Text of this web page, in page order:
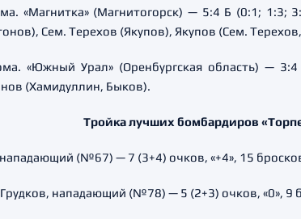
«Магнитка» (Магнитогорск) — 5:4 Б (0:1;
Сем. Терехов (Якупов), Якупов (Сем.
«Южный Урал» (Оренбургская область) —
(Хамидуллин, Быков).
Тройка лучших бомбардиров
(№67) — 7 (3+4) очков, «+4», 15
нападающий (№78) — 5 (2+3) очков, «0», 9